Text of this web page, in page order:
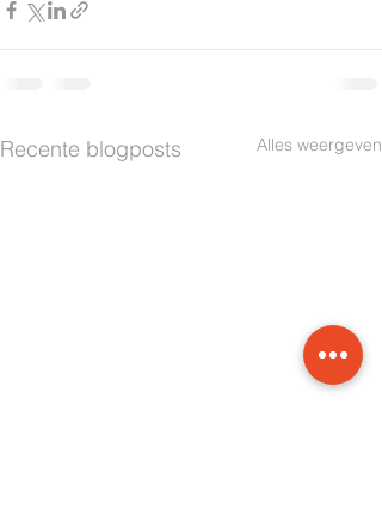
Recente blogposts Alles weergeven